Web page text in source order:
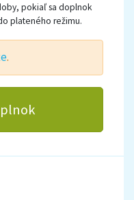
pokiaľ sa doplnok
plateného režimu.
.